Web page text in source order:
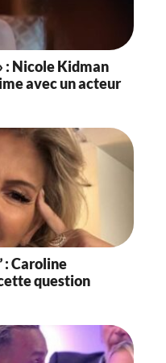
: Nicole Kidman
avec un acteur
: Caroline
question